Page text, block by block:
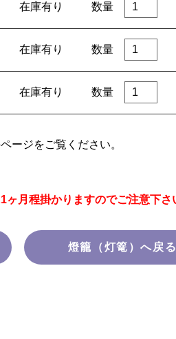
在庫有り 数量
在庫有り 数量
在庫有り 数量
ージをご覧ください。
月程掛かりますのでご注意下さ
燈籠（灯篭）へ戻る